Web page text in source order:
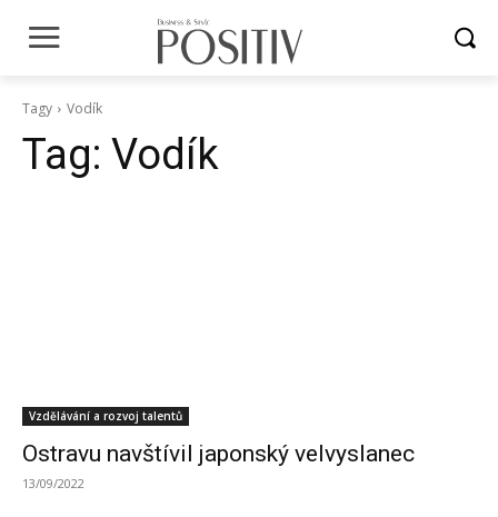
Tagy Vodík
Tag: Vodík
Vzdělávání a rozvoj talentů
Ostravu navštívil japonský velvyslanec
13/09/2022